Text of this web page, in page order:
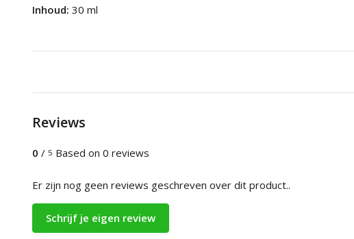
Inhoud: 30 ml
Reviews
0 / 5 Based on 0 reviews
Er zijn nog geen reviews geschreven over dit product..
Schrijf je eigen review